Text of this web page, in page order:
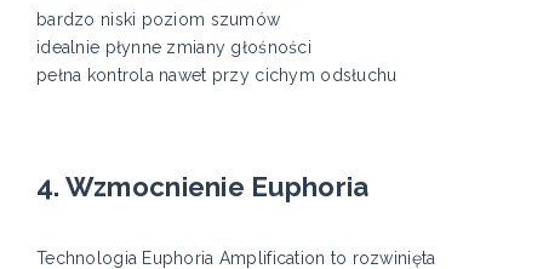
bardzo niski poziom szumów
idealnie płynne zmiany głośności
pełna kontrola nawet przy cichym odsłuchu
4. Wzmocnienie Euphoria
Technologia Euphoria Amplification to rozwinięta